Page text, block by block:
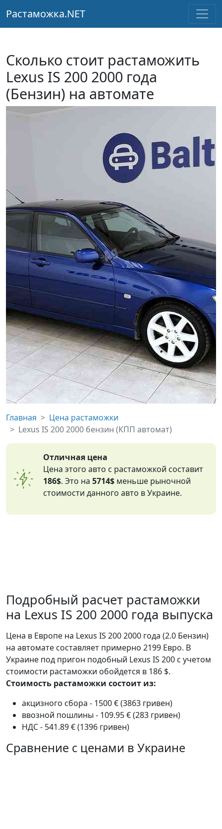
Растаможка.NET
Сколько стоит растаможить
Lexus IS 200 2000 года
(Бензин) на автомате
Главная
Цена растаможки
Lexus IS 200 2000 бензин (КПП автомат)
Отличная цена
Цена этого авто с растаможкой составит
186$. Это на5714$ меньше рыночной
стоимости данного авто в Украине.
Подробный расчет растаможки
на Lexus IS 200 2000 года выпуска
Цена в Европе на Lexus IS 200 2000 года (2.0 Бензин)
на автомате составляет примерно 2199 Евро. В
Украине под пригон подобный Lexus IS 200 с учетом
стоимости растаможки обойдется в 186 $.
Стоимость растаможки состоит из:
акцизного сбора - 1500 € (3863 гривен)
ввозной пошлины - 109.95 € (283 гривен)
НДС - 541.89 € (1396 гривен)
Сравнение с ценами в Украине